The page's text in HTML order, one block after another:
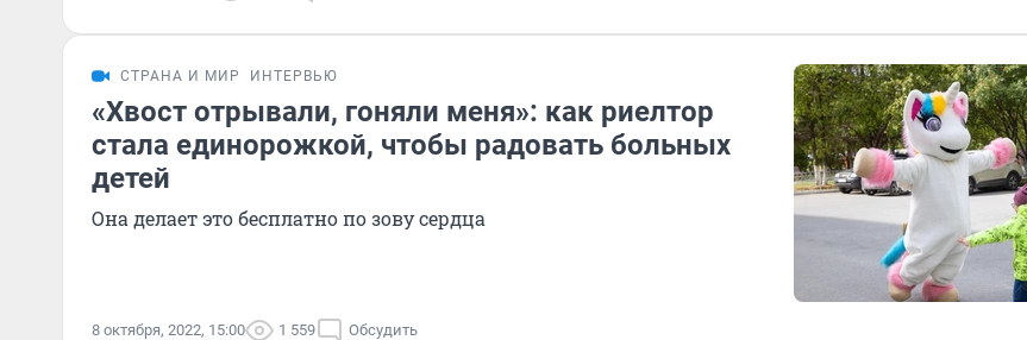
СТРАНА И МИР ИНТЕРВЬЮ
«Хвост отрывали, гоняли меня»: как риелтор
стала единорожкой, чтобы радовать больных
детей
Она делает это бесплатно по зову сердца
8 октября, 2022, 15:00 1 559 Обсудить